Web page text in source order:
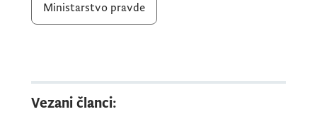
nezavisnosti, efikasnosti i transparentnosti
pravosudnog sistema.
Ministarstvo pravde
Vezani članci: